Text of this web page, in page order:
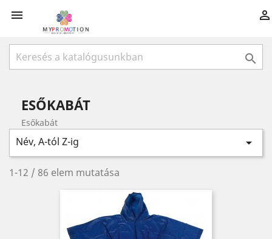
 

ESŐKABÁT
Esőkabát
Név, A-tól Z-ig 
1-12 / 86 elem mutatása